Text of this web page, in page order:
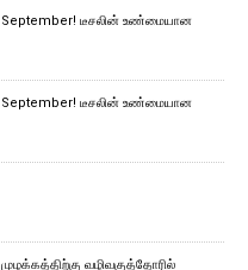
டீசலின் உண்மையான
டீசலின் உண்மையான
வழிவகுத்தோரில்